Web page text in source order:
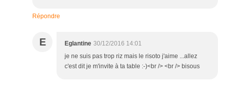
Répondre
E Eglantine 30/12/2016 14:01
je ne suis pas trop riz mais le risoto j'aime ...allez
c'est dit je m'invite à ta table :-)<br /> <br /> bisous